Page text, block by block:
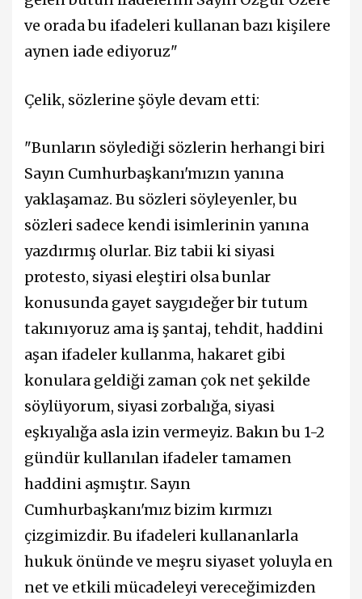
ve orada bu ifadeleri kullanan bazı kişilere
aynen iade ediyoruz"
Çelik, sözlerine şöyle devam etti:
"Bunların söylediği sözlerin herhangi biri
Sayın Cumhurbaşkanı'mızın yanına
yaklaşamaz. Bu sözleri söyleyenler, bu
sözleri sadece kendi isimlerinin yanına
yazdırmış olurlar. Biz tabii ki siyasi
protesto, siyasi eleştiri olsa bunlar
konusunda gayet saygıdeğer bir tutum
takınıyoruz ama iş şantaj, tehdit, haddini
aşan ifadeler kullanma, hakaret gibi
konulara geldiği zaman çok net şekilde
söylüyorum, siyasi zorbalığa, siyasi
eşkıyalığa asla izin vermeyiz. Bakın bu 1-2
gündür kullanılan ifadeler tamamen
haddini aşmıştır. Sayın
Cumhurbaşkanı'mız bizim kırmızı
çizgimizdir. Bu ifadeleri kullananlarla
hukuk önünde ve meşru siyaset yoluyla en
net ve etkili mücadeleyi vereceğimizden